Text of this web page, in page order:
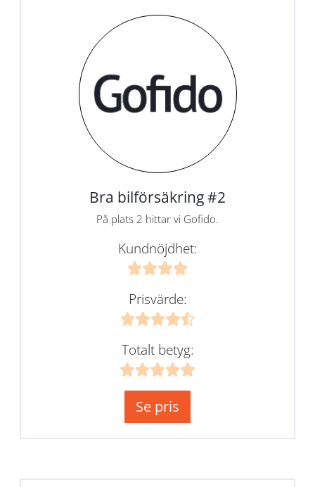
Bra bilförsäkring #2
På plats 2 hittar vi Gofido.
Kundnöjdhet:
Prisvärde:
Totalt betyg:
Se pris